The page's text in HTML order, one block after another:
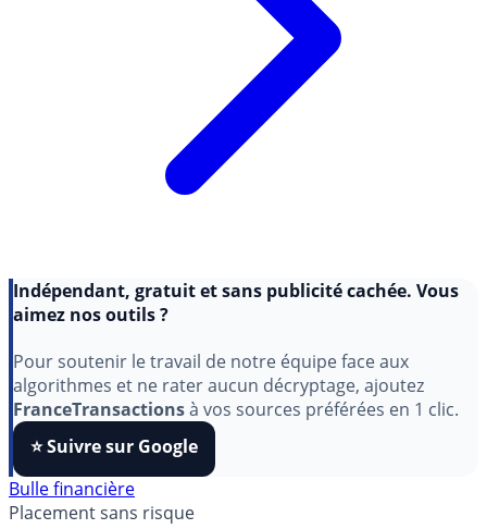
Indépendant, gratuit et sans publicité cachée. Vous
aimez nos outils ?
Pour soutenir le travail de notre équipe face aux
algorithmes et ne rater aucun décryptage, ajoutez
FranceTransactionsà vos sources préférées en 1 clic.
⭐️ Suivre sur Google
Bulle financière
Placement sans risque